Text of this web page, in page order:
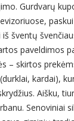
Gurdvarų
šventų
paveldimos
– skirtos
kardai),
Aišku,
Senoviniai